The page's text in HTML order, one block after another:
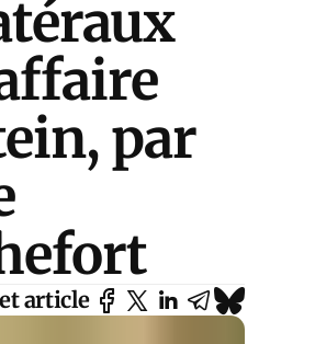
par
article